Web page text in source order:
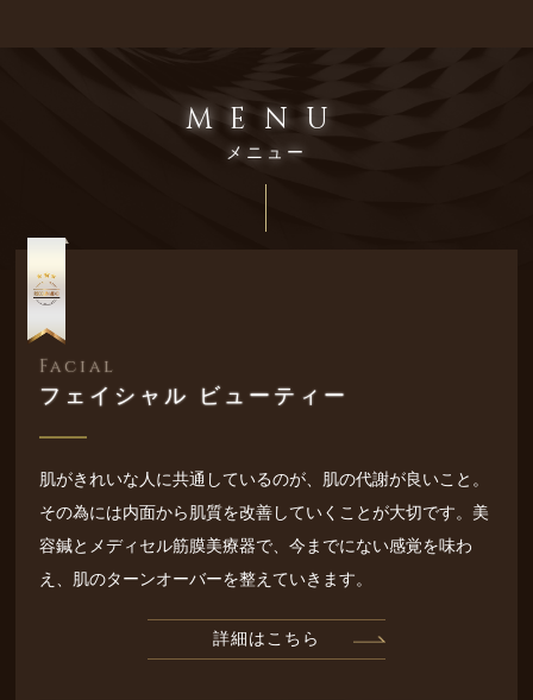
MENU
メニュー
Facial
フェイシャル ビューティー
肌がきれいな人に共通しているのが、肌の代謝が良いこと。
その為には内面から肌質を改善していくことが大切です。美
容鍼とメディセル筋膜美療器で、今までにない感覚を味わ
え、肌のターンオーバーを整えていきます。
詳細はこちら